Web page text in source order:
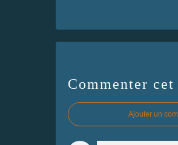
Commenter
Ajouter un